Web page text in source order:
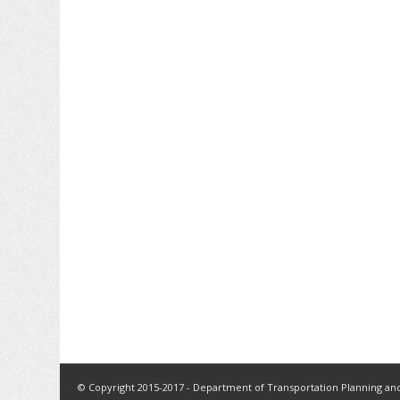
© Copyright 2015-2017 - Department of Transportation Planning